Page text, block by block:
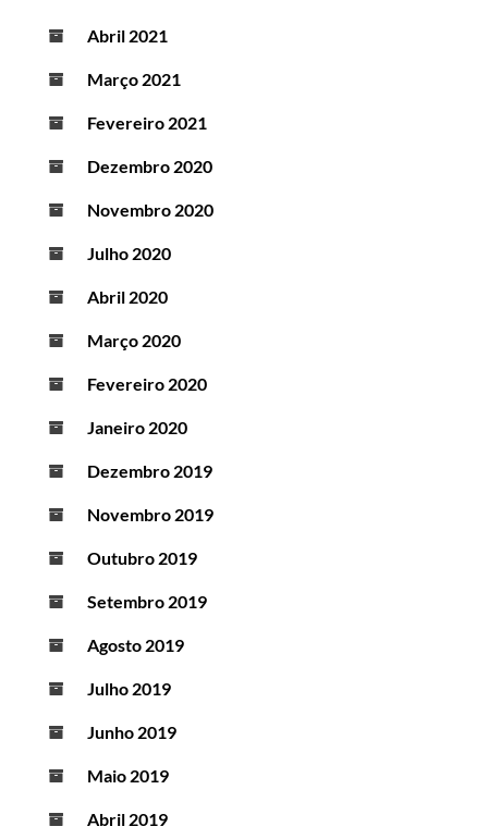
Abril 2021
Março 2021
Fevereiro 2021
Dezembro 2020
Novembro 2020
Julho 2020
Abril 2020
Março 2020
Fevereiro 2020
Janeiro 2020
Dezembro 2019
Novembro 2019
Outubro 2019
Setembro 2019
Agosto 2019
Julho 2019
Junho 2019
Maio 2019
Abril 2019